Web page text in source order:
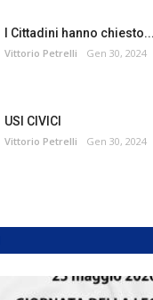
I Cittadini hanno chiesto...
Vittorio Petrelli Gen 30, 2024
USI CIVICI
Vittorio Petrelli Gen 30, 2024